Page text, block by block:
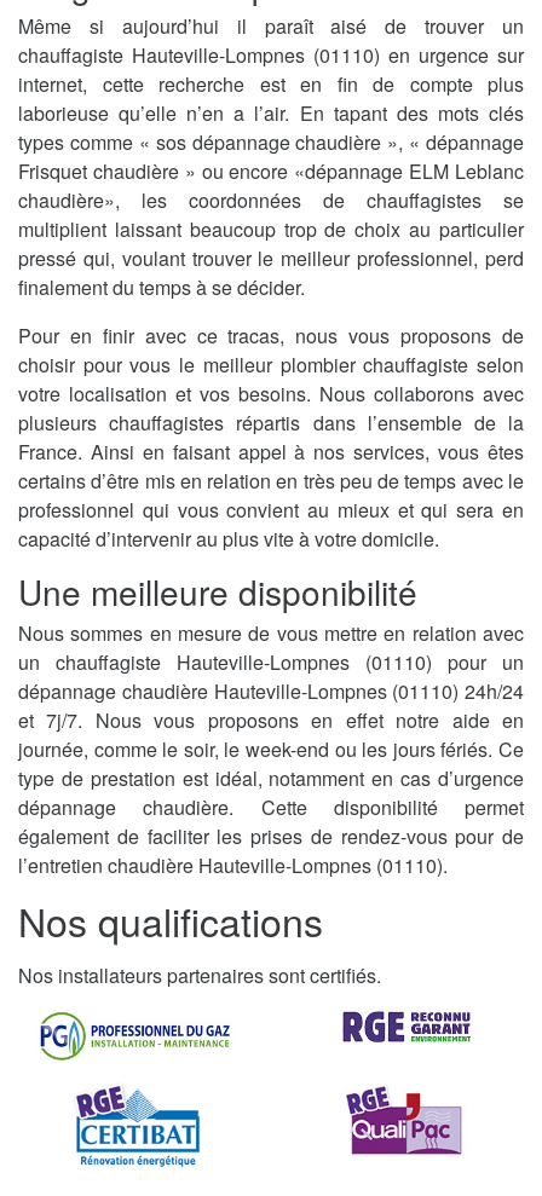
Même si aujourd’hui il paraît aisé de trouver un
chauffagiste Hauteville-Lompnes (01110) en urgence sur
internet, cette recherche est en fin de compte plus
laborieuse qu’elle n’en a l’air. En tapant des mots clés
types comme « sos dépannage chaudière », « dépannage
Frisquet chaudière » ou encore «dépannage ELM Leblanc
chaudière», les coordonnées de chauffagistes se
multiplient laissant beaucoup trop de choix au particulier
pressé qui, voulant trouver le meilleur professionnel, perd
finalement du temps à se décider.
Pour en finir avec ce tracas, nous vous proposons de
choisir pour vous le meilleur plombier chauffagiste selon
votre localisation et vos besoins. Nous collaborons avec
plusieurs chauffagistes répartis dans l’ensemble de la
France. Ainsi en faisant appel à nos services, vous êtes
certains d’être mis en relation en très peu de temps avec le
professionnel qui vous convient au mieux et qui sera en
capacité d’intervenir au plus vite à votre domicile.
Une meilleure disponibilité
Nous sommes en mesure de vous mettre en relation avec
un chauffagiste Hauteville-Lompnes (01110) pour un
dépannage chaudière Hauteville-Lompnes (01110) 24h/24
et 7j/7. Nous vous proposons en effet notre aide en
journée, comme le soir, le week-end ou les jours fériés. Ce
type de prestation est idéal, notamment en cas d’urgence
dépannage chaudière. Cette disponibilité permet
également de faciliter les prises de rendez-vous pour de
l’entretien chaudière Hauteville-Lompnes (01110).
Nos qualifications
Nos installateurs partenaires sont certifiés.